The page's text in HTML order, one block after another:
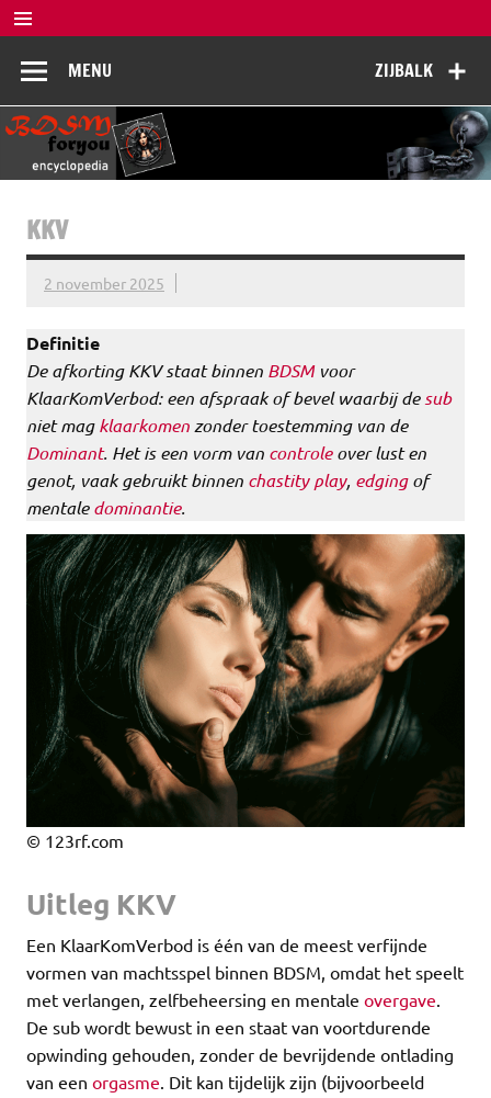
Doorgaan
naar
inhoud
BDSM
Encyclopedia
ZIJBALK
MENU
KKV
2 november 2025
Definitie
De afkorting KKV staat binnen BDSMvoor
KlaarKomVerbod: een afspraak of bevel waarbij desub
niet magklaarkomenzonder toestemming van de
Dominant. Het is een vorm van controleover lust en
genot, vaak gebruikt binnen chastity play, edgingof
mentaledominantie.
© 123rf.com
Uitleg KKV
Een KlaarKomVerbod is één van de meest verfijnde
vormen van machtsspel binnen BDSM, omdat het speelt
met verlangen, zelfbeheersing en mentale overgave
De sub wordt bewust in een staat van voortdurende
opwinding gehouden, zonder de bevrijdende ontlading
van een orgasme . Dit kan tijdelijk zijn (bijvoorbeeld